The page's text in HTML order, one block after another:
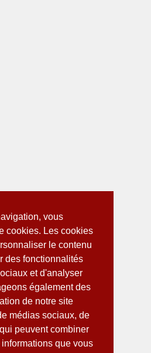
vous
cookies. Les cookies
le contenu
des fonctionnalités
et d'analyser
également des
de notre site
médias sociaux, de
peuvent combiner
que vous